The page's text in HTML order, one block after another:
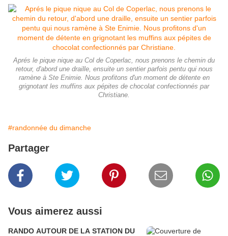
Aprés le pique nique au Col de Coperlac, nous prenons le chemin du
retour, d'abord une draille, ensuite un sentier parfois pentu qui nous
ramène à Ste Enimie. Nous profitons d'un moment de détente en
grignotant les muffins aux pépites de chocolat confectionnés par
Christiane.
#randonnée du dimanche
Partager
Vous aimerez aussi
RANDO AUTOUR DE LA STATION DU